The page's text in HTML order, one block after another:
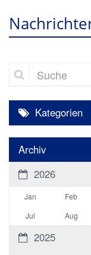
Suche
Kategorien
Archiv
2026
Jan Feb
Jul
Aug
2025